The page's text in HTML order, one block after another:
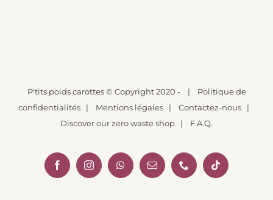
P'tits poids carottes© Copyright 2020 - | Politique de
confidentialités | Mentions légales | Contactez-nous |
Discover our zero waste shop | F.A.Q.
FacebookInstagramWhatsAppEmail TéléphoneTiktok